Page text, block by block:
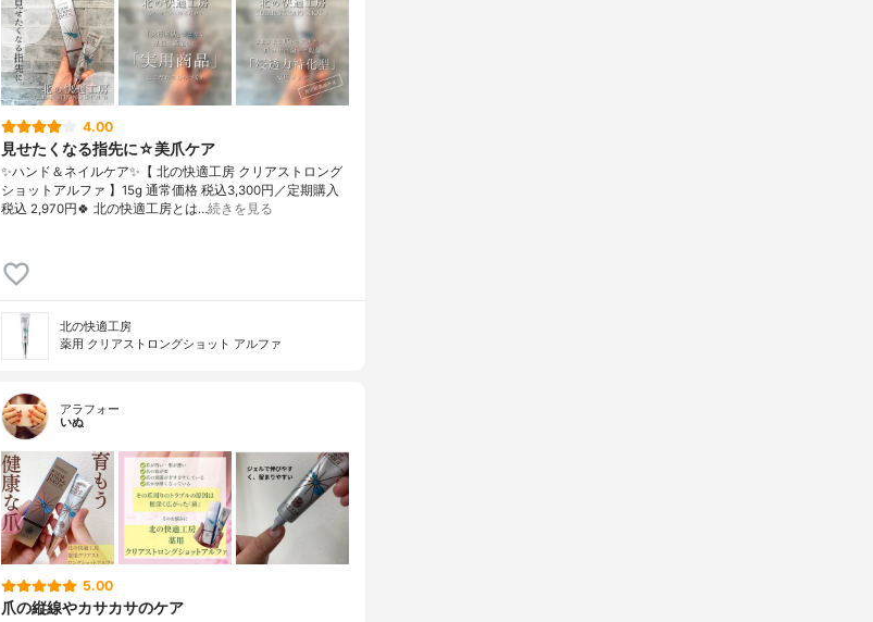
4.00
見せたくなる指先に☆美爪ケア
✨ハンド＆ネイルケア✨【 北の快適工房 クリアストロング
ショットアルファ 】15g 通常価格 税込3,300円／定期購入
税込 2,970円🍀 北の快適工房とは…続きを見る
北の快適工房
薬用 クリアストロングショット アルファ
アラフォー
いぬ
5.00
爪の縦線やカサカサのケア